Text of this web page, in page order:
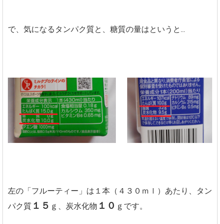
で、気になるタンパク質と、糖質の量はというと...
左の「フルーティー」は１本（４３０ｍｌ）あたり、タン
パク質 １５ ｇ、炭水化物 １０ ｇです。